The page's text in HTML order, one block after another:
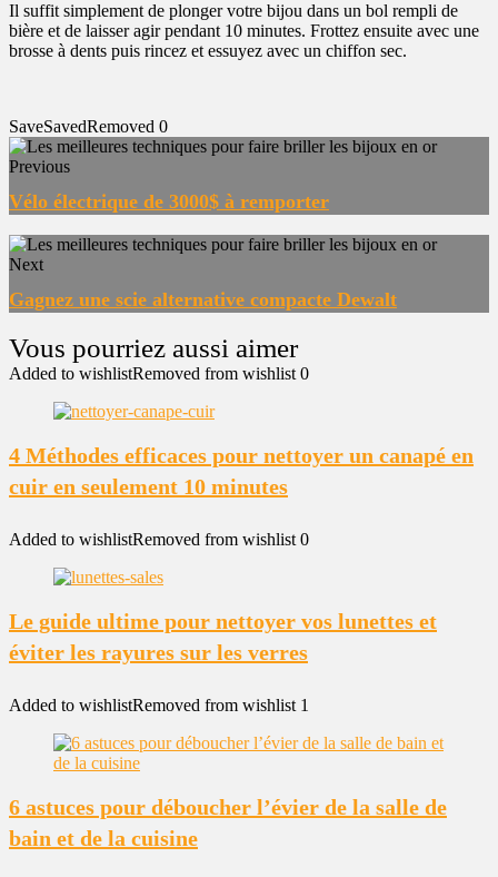
Il suffit simplement de plonger votre bijou dans un bol rempli de
bière et de laisser agir pendant 10 minutes. Frottez ensuite avec une
brosse à dents puis rincez et essuyez avec un chiffon sec.
SaveSavedRemoved 0
Previous
Vélo électrique de 3000$ à remporter
Next
Gagnez une scie alternative compacte Dewalt
Added to wishlistRemoved from wishlist 0
4 Méthodes efficaces pour nettoyer un canapé en
cuir en seulement 10 minutes
Added to wishlistRemoved from wishlist 0
Le guide ultime pour nettoyer vos lunettes et
éviter les rayures sur les verres
Added to wishlistRemoved from wishlist 1
6 astuces pour déboucher l’évier de la salle de
bain et de la cuisine